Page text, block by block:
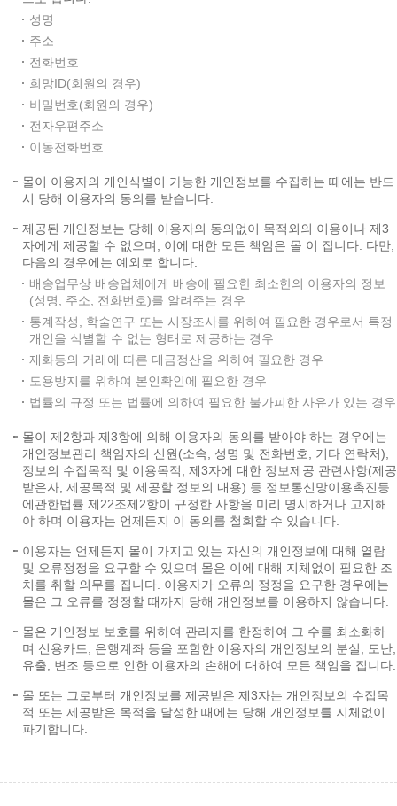
성명
주소
전화번호
희망ID(회원의 경우)
비밀번호(회원의 경우)
전자우편주소
이동전화번호
몰이 이용자의 개인식별이 가능한 개인정보를 수집하는 때에는 반드
시 당해 이용자의 동의를 받습니다.
제공된 개인정보는 당해 이용자의 동의없이 목적외의 이용이나 제3
자에게 제공할 수 없으며, 이에 대한 모든 책임은 몰 이 집니다. 다만,
다음의 경우에는 예외로 합니다.
배송업무상 배송업체에게 배송에 필요한 최소한의 이용자의 정보
(성명, 주소, 전화번호)를 알려주는 경우
통계작성, 학술연구 또는 시장조사를 위하여 필요한 경우로서 특정
개인을 식별할 수 없는 형태로 제공하는 경우
재화등의 거래에 따른 대금정산을 위하여 필요한 경우
도용방지를 위하여 본인확인에 필요한 경우
법률의 규정 또는 법률에 의하여 필요한 불가피한 사유가 있는 경우
몰이 제2항과 제3항에 의해 이용자의 동의를 받아야 하는 경우에는
개인정보관리 책임자의 신원(소속, 성명 및 전화번호, 기타 연락처),
정보의 수집목적 및 이용목적, 제3자에 대한 정보제공 관련사항(제공
받은자, 제공목적 및 제공할 정보의 내용) 등 정보통신망이용촉진등
에관한법률 제22조제2항이 규정한 사항을 미리 명시하거나 고지해
야 하며 이용자는 언제든지 이 동의를 철회할 수 있습니다.
이용자는 언제든지 몰이 가지고 있는 자신의 개인정보에 대해 열람
및 오류정정을 요구할 수 있으며 몰은 이에 대해 지체없이 필요한 조
치를 취할 의무를 집니다. 이용자가 오류의 정정을 요구한 경우에는
몰은 그 오류를 정정할 때까지 당해 개인정보를 이용하지 않습니다.
몰은 개인정보 보호를 위하여 관리자를 한정하여 그 수를 최소화하
며 신용카드, 은행계좌 등을 포함한 이용자의 개인정보의 분실, 도난,
유출, 변조 등으로 인한 이용자의 손해에 대하여 모든 책임을 집니다.
몰 또는 그로부터 개인정보를 제공받은 제3자는 개인정보의 수집목
적 또는 제공받은 목적을 달성한 때에는 당해 개인정보를 지체없이
파기합니다.